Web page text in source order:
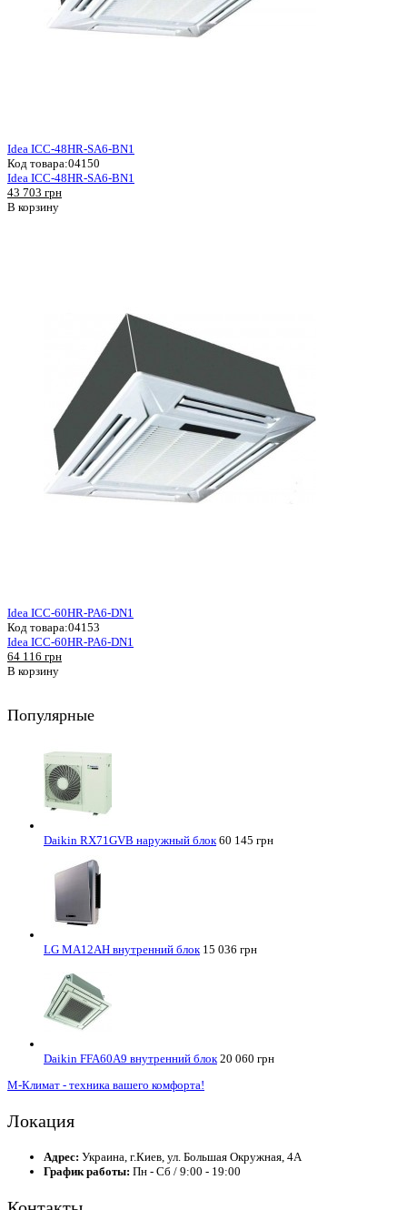
Idea ICC-48HR-SA6-BN1
Код товара:04150
Idea ICC-48HR-SA6-BN1
43 703 грн
В корзину
Idea ICC-60HR-PA6-DN1
Код товара:04153
Idea ICC-60HR-PA6-DN1
64 116 грн
В корзину
Популярные
Daikin RX71GVB наружный блок 60 145 грн
LG MA12AH внутренний блок 15 036 грн
Daikin FFA60A9 внутренний блок 20 060 грн
М-Климат - техника вашего комфорта!
Локация
Адрес: Украина, г.Киев, ул. Большая Окружная, 4А
График работы: Пн - Сб / 9:00 - 19:00